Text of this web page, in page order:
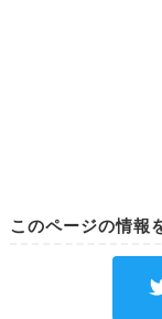
このページの情報